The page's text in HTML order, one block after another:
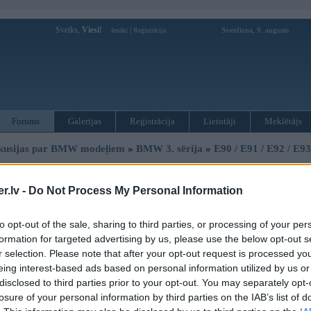
- Do Not Process My Personal Information
opt-out of the sale, sharing to third parties, or processing of your
for targeted advertising by us, please use the below opt-out
selection. Please note that after your opt-out request is processed
interest-based ads based on personal information utilized by us
to third parties prior to your opt-out. You may separately
of your personal information by third parties on the IAB’s list of
Sveiks, Viesi! Ienākt Reģistrācija Svetdiena, 9. augusts
Forums Galerijas Reģistrācija Lietotāji Meklētājs
par BMW modeļiem » BMW 3. sērija » E90 / E91 / E92 /
E90 dzesēšanas temperatūra par zemu
Ziņojums
Es novēroju,ka tempratūra mēdz nokristies līdz 74 grādiem, pārsvarā
zemu? vai var būt vainīgs termostats? cik lasīju,ja ir problēmas ar termostatu